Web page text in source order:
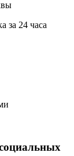
за 24 часа